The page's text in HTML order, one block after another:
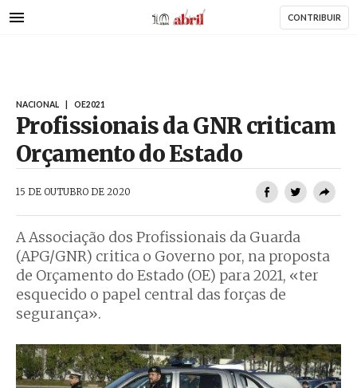
para
AbrilAbril CONTRIBUIR
NACIONAL OE2021
Profissionais da GNR criticam
Orçamento do Estado
15 DE OUTUBRO DE 2020
A Associação dos Profissionais da Guarda
(APG/GNR) critica o Governo por, na proposta
de Orçamento do Estado (OE) para 2021, «ter
esquecido o papel central das forças de
segurança».